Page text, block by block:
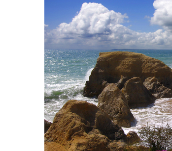
Hit enter to search or ESC to close